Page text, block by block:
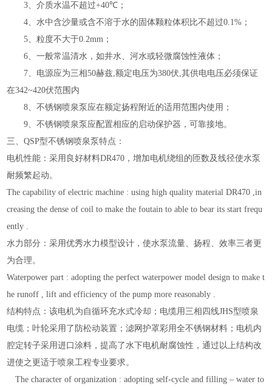
3、介质水温不超过+40℃ ；
4、水中含沙量或含不溶于水的固体颗粒体积比不超过0.1% ；
5、粒度不大于0.2mm ；
6、一般常温清水，如井水、河水或轻微腐蚀性液体；
7、电源应为三相50赫兹,额定电压为380伏,其供电电压必须保证
在342~420伏范围内
8、不锈钢喷泉泵应在额定扬程附近的适用范围内使用；
9、不锈钢喷泉泵应配置相应的启动保护器，可靠接地。
三、QSP型不锈钢喷泉泵特点：
电机性能：采用良好材料DR470 ，增加电机绕组的匝数及线径使水泵
耐频繁起动。
The capability of electric machine : using high quality material DR470 ,in
creasing the dense of coil to make the foutain to able to bear its start frequ
ently .
水力部分：采用优秀水力模型设计，使水泵流量、扬程、效率三者更
为合理。
Waterpower part : adopting the perfect waterpower model design to make t
he runoff , lift and efficiency of the pump more reasonably .
结构特点：该电机为自循环充水式冷却；电缆用三相四线JHS型喷泉
电缆；叶轮采用了防松动装置；滤网护罩彩用全不锈钢材料；电机内
腔定转子采用进口涂料，提高了水下电机耐腐蚀性，通过以上结构改
进使之更适于喷泉工程专业要求。
The character of organization : adopting self-cycle and filling – water to